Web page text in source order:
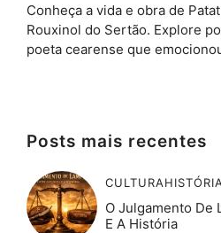
Conheça a vida e obra de
Rouxinol do Sertão. Explore
poeta cearense que
Posts mais recentes
CULTURA
O Julgamento De
E A História